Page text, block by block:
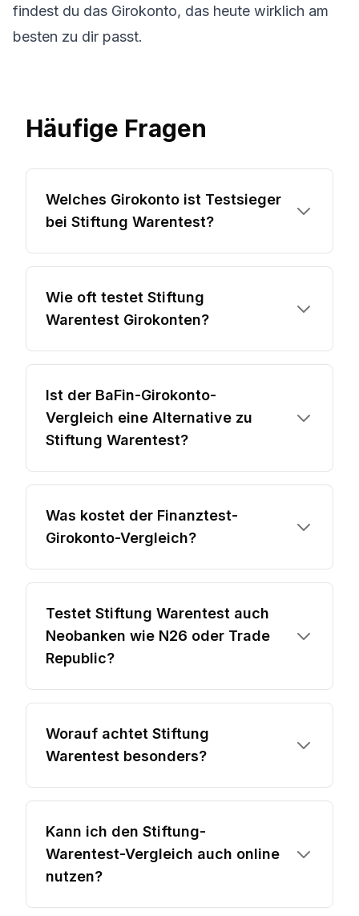
findest du das Girokonto, das heute wirklich am
besten zu dir passt.
Häufige Fragen
Welches Girokonto ist Testsieger
bei Stiftung Warentest?
Wie oft testet Stiftung
Warentest Girokonten?
Ist der BaFin-Girokonto-
Vergleich eine Alternative zu
Stiftung Warentest?
Was kostet der Finanztest-
Girokonto-Vergleich?
Testet Stiftung Warentest auch
Neobanken wie N26 oder Trade
Republic?
Worauf achtet Stiftung
Warentest besonders?
Kann ich den Stiftung-
Warentest-Vergleich auch online
nutzen?